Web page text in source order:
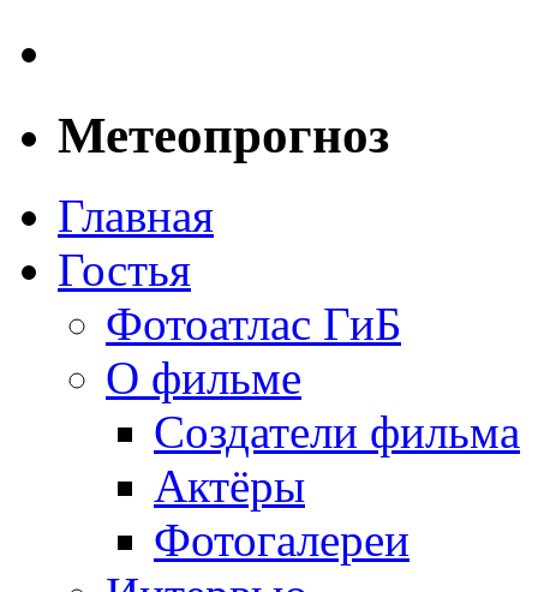
Метеопрогноз
Главная
Гостья
Фотоатлас ГиБ
О фильме
Создатели фильма
Актёры
Фотогалереи